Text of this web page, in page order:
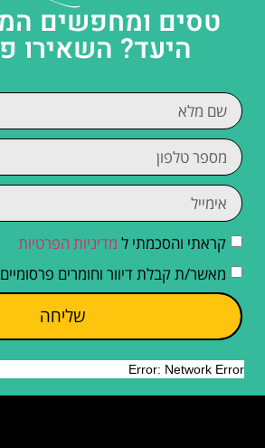
טסים ומחפשים
היעד? השאירו
קראתי והסכמתי ל מדיניות הפרטיות
מאשר/ת קבלת דיוור וחומרים פרסומיים
שליחה